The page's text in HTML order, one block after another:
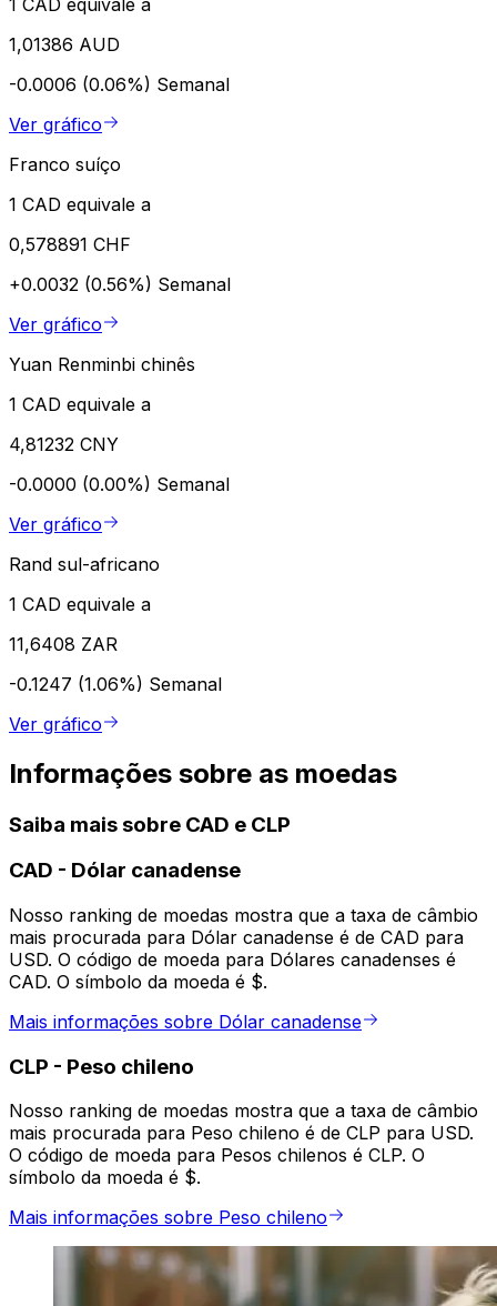
1,01386 AUD
-0.0006 (0.06%) Semanal
Ver gráfico
Franco suíço
1 CAD equivale a
0,578891 CHF
+0.0032 (0.56%) Semanal
Ver gráfico
Yuan Renminbi chinês
1 CAD equivale a
4,81232 CNY
-0.0000 (0.00%) Semanal
Ver gráfico
Rand sul-africano
1 CAD equivale a
11,6408 ZAR
-0.1247 (1.06%) Semanal
Ver gráfico
Informações sobre as moedas
Saiba mais sobre CAD e CLP
CAD - Dólar canadense
Nosso ranking de moedas mostra que a taxa de câmbio
mais procurada para Dólar canadense é de CAD para
USD. O código de moeda para Dólares canadenses é
CAD. O símbolo da moeda é $.
Mais informações sobre Dólar canadense
CLP - Peso chileno
Nosso ranking de moedas mostra que a taxa de câmbio
mais procurada para Peso chileno é de CLP para USD.
O código de moeda para Pesos chilenos é CLP. O
símbolo da moeda é $.
Mais informações sobre Peso chileno